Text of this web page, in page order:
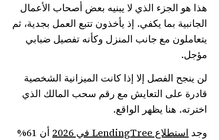
هذا هو الجزء الذي لا يبنيه بعض أصحاب الأعمال
الجانبية بما يكفي. إذ يأخذون تتبع العمل بجدية، ثم
يتعاملون مع جانب المنزل وكأنه تفصيل ضبابي
مؤجل.
لن ينجح الفصل إلا إذا كانت الميزانية الشخصية
قادرة على التعايش مع رقم سحب المالك الذي
اخترته. هنا يظهر الواقع.
وجد استطلاع LendingTree في 2026
أن 61%